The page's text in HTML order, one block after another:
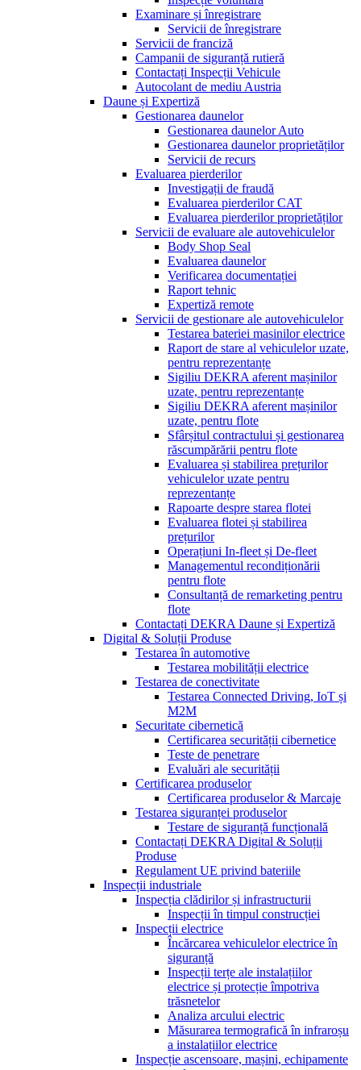
Examinare și înregistrare
Servicii de înregistrare
Servicii de franciză
Campanii de siguranță rutieră
Contactați Inspecții Vehicule
Autocolant de mediu Austria
Daune și Expertiză
Gestionarea daunelor
Gestionarea daunelor Auto
Gestionarea daunelor proprietăților
Servicii de recurs
Evaluarea pierderilor
Investigații de fraudă
Evaluarea pierderilor CAT
Evaluarea pierderilor proprietăților
Servicii de evaluare ale autovehiculelor
Body Shop Seal
Evaluarea daunelor
Verificarea documentației
Raport tehnic
Expertiză remote
Servicii de gestionare ale autovehiculelor
Testarea bateriei masinilor electrice
Raport de stare al vehiculelor uzate,
pentru reprezentanțe
Sigiliu DEKRA aferent mașinilor
uzate, pentru reprezentanțe
Sigiliu DEKRA aferent mașinilor
uzate, pentru flote
Sfârșitul contractului și gestionarea
răscumpărării pentru flote
Evaluarea și stabilirea prețurilor
vehiculelor uzate pentru
reprezentanțe
Rapoarte despre starea flotei
Evaluarea flotei și stabilirea
prețurilor
Operațiuni In-fleet și De-fleet
Managementul recondiționării
pentru flote
Consultanță de remarketing pentru
flote
Contactați DEKRA Daune și Expertiză
Digital & Soluții Produse
Testarea în automotive
Testarea mobilității electrice
Testarea de conectivitate
Testarea Connected Driving, IoT și
M2M
Securitate cibernetică
Certificarea securității cibernetice
Teste de penetrare
Evaluări ale securității
Certificarea produselor
Certificarea produselor & Marcaje
Testarea siguranței produselor
Testare de siguranță funcțională
Contactați DEKRA Digital & Soluții
Produse
Regulament UE privind bateriile
Inspecții industriale
Inspecția clădirilor și infrastructurii
Inspecții în timpul construcției
Inspecții electrice
Încărcarea vehiculelor electrice în
siguranță
Inspecții terțe ale instalațiilor
electrice și protecție împotriva
trăsnetelor
Analiza arcului electric
Măsurarea termografică în infraroșu
a instalațiilor electrice
Inspecție ascensoare, mașini, echipamente